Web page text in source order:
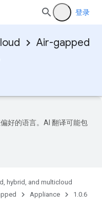
登录
Air-gapped
好的语言。AI 翻译可能包
hybrid, and multicloud
Appliance
1.0.6